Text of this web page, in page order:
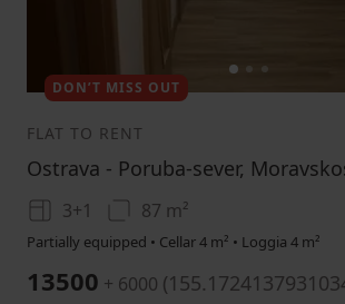
1 3
DON’T MISS OUT
FLAT TO RENT
3+1 87 m²
Partially equipped • Cellar 4 m² • Loggia 4 m²
13500 + 6000 (